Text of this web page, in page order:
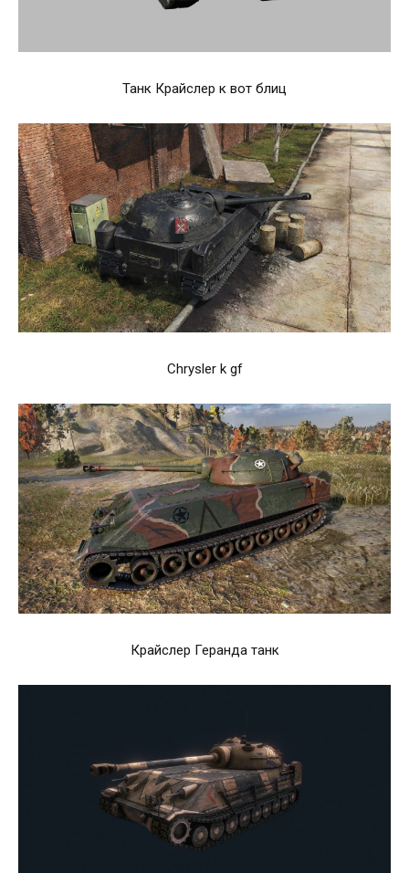
Танк Крайслер к вот блиц
Chrysler k gf
Крайслер Геранда танк